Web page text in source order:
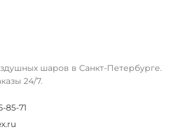
шаров в Санкт-Петербурге.
24/7.
85-71